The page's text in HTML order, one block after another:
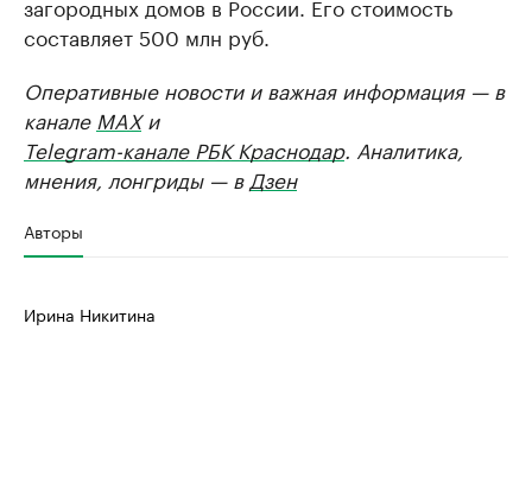
составляет 500 млн руб.
Оперативные новости и важная информация — в
канале MAXи
Telegram-канале РБК Краснодар. Аналитика,
мнения, лонгриды — в Дзен
Авторы
Ирина Никитина